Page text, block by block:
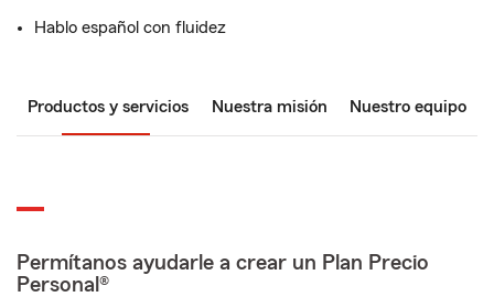
Hablo español con fluidez
Productos y servicios Nuestra misión Nuestro equipo
Permítanos ayudarle a crear un Plan Precio
Personal®